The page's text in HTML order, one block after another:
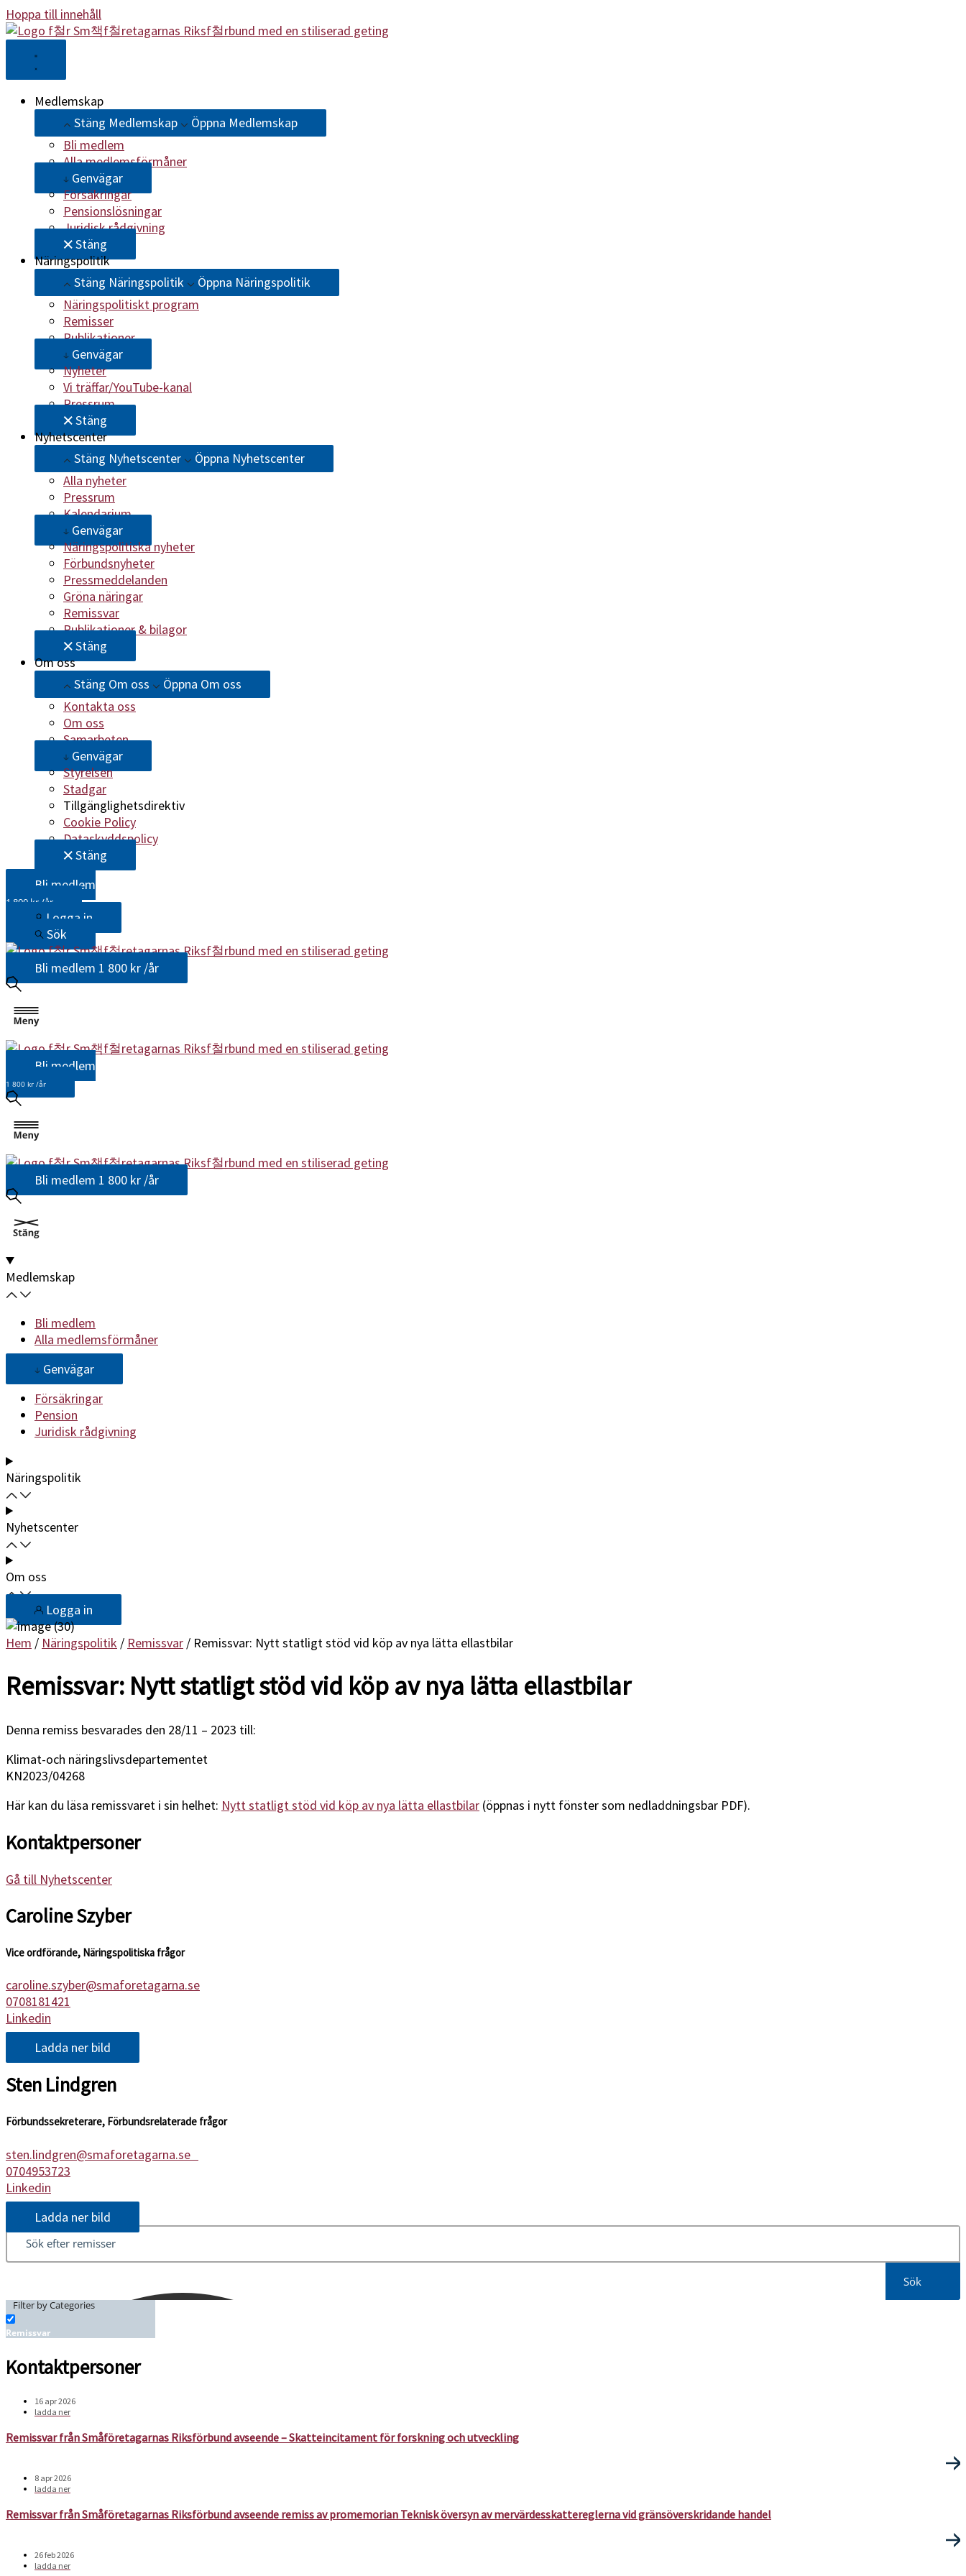
Hoppa till innehåll
Medlemskap
Stäng Medlemskap
Öppna Medlemskap
Bli medlem
Alla medlemsförmåner
Genvägar
Försäkringar
Pensionslösningar
Juridisk rådgivning
Stäng
Näringspolitik
Stäng Näringspolitik
Öppna Näringspolitik
Näringspolitiskt program
Remisser
Publikationer
Genvägar
Nyheter
Vi träffar/YouTube-kanal
Pressrum
Stäng
Nyhetscenter
Stäng Nyhetscenter
Öppna Nyhetscenter
Alla nyheter
Pressrum
Kalendarium
Genvägar
Näringspolitiska nyheter
Förbundsnyheter
Pressmeddelanden
Gröna näringar
Remissvar
Publikationer & bilagor
Stäng
Om oss
Stäng Om oss
Öppna Om oss
Kontakta oss
Om oss
Samarbeten
Genvägar
Styrelsen
Stadgar
Tillgänglighetsdirektiv
Cookie Policy
Dataskyddspolicy
Stäng
Bli medlem
1 800 kr /år
Logga in
Sök
Bli medlem 1 800 kr /år
Bli medlem
1 800 kr /år
Bli medlem 1 800 kr /år
Medlemskap
Bli medlem
Alla medlemsförmåner
Genvägar
Försäkringar
Pension
Juridisk rådgivning
Näringspolitik
Nyhetscenter
Om oss
Logga in
Hem / Näringspolitik / Remissvar / Remissvar: Nytt statligt stöd vid köp av nya lätta ellastbilar
Remissvar: Nytt statligt stöd vid köp av nya lätta ellastbilar
Denna remiss besvarades den 28/11 – 2023 till:
Klimat-och näringslivsdepartementet
KN2023/04268
Här kan du läsa remissvaret i sin helhet: Nytt statligt stöd vid köp av nya lätta ellastbilar (öppnas i nytt fönster som nedladdningsbar PDF).
Kontaktpersoner
Gå till Nyhetscenter
Caroline Szyber
Vice ordförande, Näringspolitiska frågor
caroline.szyber@smaforetagarna.se
0708181421
Linkedin
Ladda ner bild
Sten Lindgren
Förbundssekreterare, Förbundsrelaterade frågor
sten.lindgren@smaforetagarna.se
0704953723
Linkedin
Ladda ner bild
Sök
Filter by Categories
Remissvar
Kontaktpersoner
16 apr 2026
ladda ner
Remissvar från Småföretagarnas Riksförbund avseende – Skatteincitament för forskning och utveckling
8 apr 2026
ladda ner
Remissvar från Småföretagarnas Riksförbund avseende remiss av promemorian Teknisk översyn av mervärdesskattereglerna vid gränsöverskridande handel
26 feb 2026
ladda ner